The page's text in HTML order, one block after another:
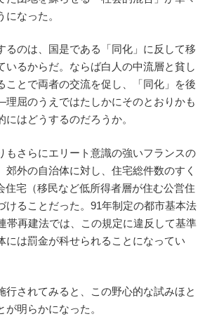
になった。
るのは、国是である「同化」に反して移
いるからだ。ならば白人の中流層と貧し
ことで両者の交流を促し、「同化」を後
屈のうえではたしかにそのとおりかも
にはどうするのだろうか。
もさらにエリート意識の強いフランスの
郊外の自治体に対し、住宅総件数のすく
住宅（移民など低所得者層が住む公営住
けることだった。91年制定の都市基本法
帯再建法では、この規定に違反して基準
には罰金が科せられることになってい
行されてみると、この野心的な試みほと
が明らかになった。